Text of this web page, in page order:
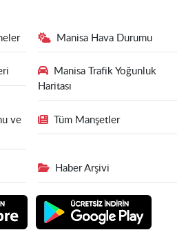
Manisa Hava Durumu
Manisa Trafik Yoğunluk
Haritası
ve
Tüm Manşetler
Haber Arşivi